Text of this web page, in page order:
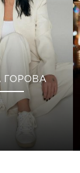
ГОРОВА